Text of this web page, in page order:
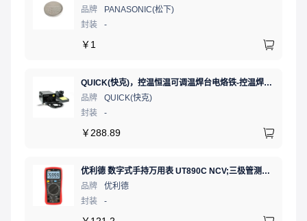
品牌
PANASONIC(松下)
封装
-
￥ 1
QUICK(快克)，控温恒温可调温焊台电烙铁-控温焊台60W，936标配
品牌
QUICK(快克)
封装
-
￥ 288.89
优利德 数字式手持万用表 UT890C NCV;三极管测试;二极管测试;火线辨别;真有效值;通断测试
品牌
优利德
封装
-